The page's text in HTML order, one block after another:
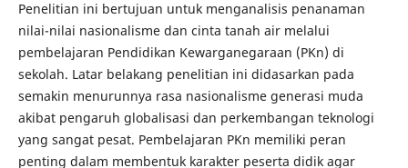
Penelitian ini bertujuan untuk menganalisis penanaman
nilai-nilai nasionalisme dan cinta tanah air melalui
pembelajaran Pendidikan Kewarganegaraan (PKn) di
sekolah. Latar belakang penelitian ini didasarkan pada
semakin menurunnya rasa nasionalisme generasi muda
akibat pengaruh globalisasi dan perkembangan teknologi
yang sangat pesat. Pembelajaran PKn memiliki peran
penting dalam membentuk karakter peserta didik agar